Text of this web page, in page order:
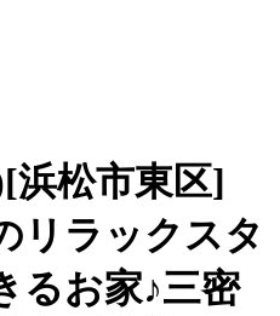
浜松市東区]
リラックスタ
るお家♪三密